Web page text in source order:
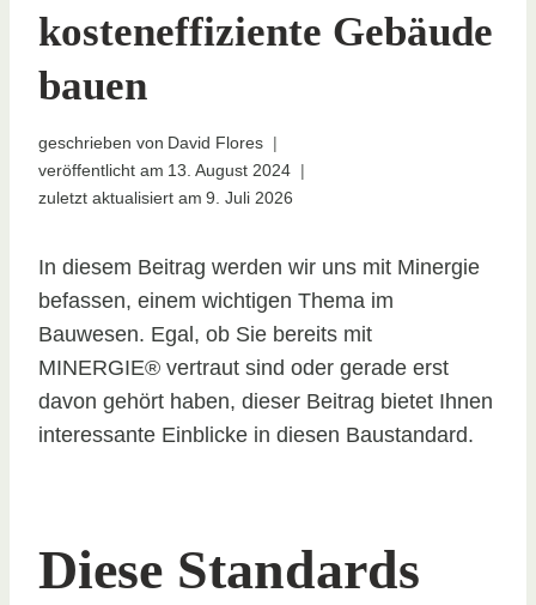
kosteneffiziente Gebäude
bauen
geschrieben von David Flores
veröffentlicht am 13. August 2024
zuletzt aktualisiert am 9. Juli 2026
In diesem Beitrag werden wir uns mit Minergie
befassen, einem wichtigen Thema im
Bauwesen. Egal, ob Sie bereits mit
MINERGIE® vertraut sind oder gerade erst
davon gehört haben, dieser Beitrag bietet Ihnen
interessante Einblicke in diesen Baustandard.
Diese Standards